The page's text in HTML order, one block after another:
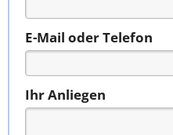
E-Mail oder Telefon
Ihr Anliegen